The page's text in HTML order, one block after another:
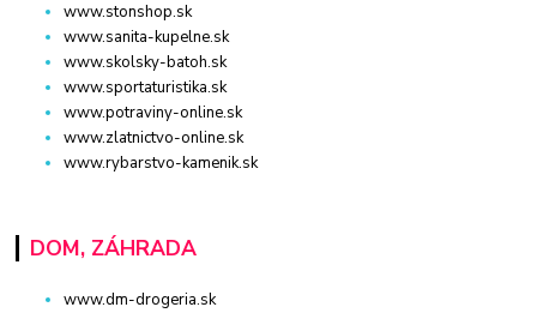
www.stonshop.sk
www.sanita-kupelne.sk
www.skolsky-batoh.sk
www.sportaturistika.sk
www.potraviny-online.sk
www.zlatnictvo-online.sk
www.rybarstvo-kamenik.sk
DOM, ZÁHRADA
www.dm-drogeria.sk